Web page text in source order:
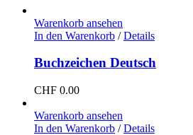
Warenkorb ansehen
In den Warenkorb / Details
Buchzeichen Deutsch
CHF 0.00
Warenkorb ansehen
In den Warenkorb / Details